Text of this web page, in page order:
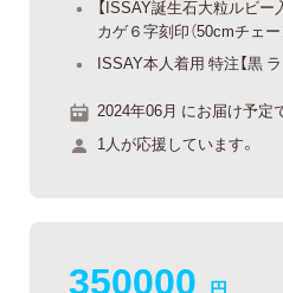
【ISSAY誕生石大粒ルビー
カゲ６字刻印（50cmチェー
ISSAY本人着用 特注【黒
2024年06月 にお届け予定
1人が応援しています。
350000